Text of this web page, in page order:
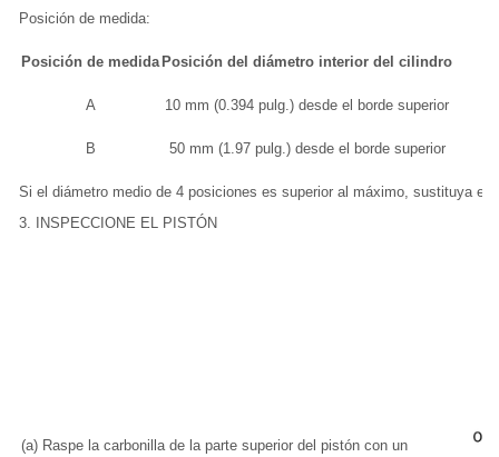
Posición de medida:
Posición de medida Posición del diámetro interior del cilindro
A 10 mm (0.394 pulg.) desde el borde superior
B 50 mm (1.97 pulg.) desde el borde superior
Si el diámetro medio de 4 posiciones es superior al máximo, sustituya el
3. INSPECCIONE EL PISTÓN
(a) Raspe la carbonilla de la parte superior del pistón con un